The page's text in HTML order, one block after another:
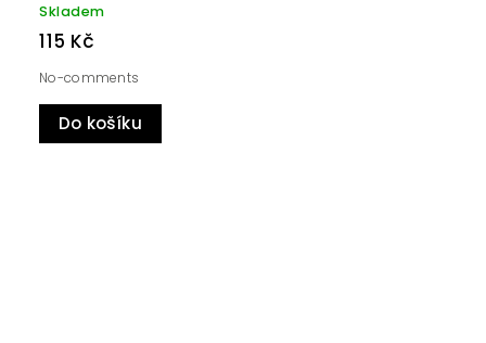
Skladem
115 Kč
Do košíku
No-comments